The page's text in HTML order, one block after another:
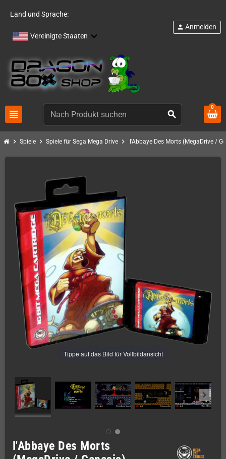
Land und Sprache:
Vereinigte Staaten
view_headline search
person Anmelden
0
chevron_right Spiele chevron_right Spiele für Sega Mega Drive chevron_right l'Abbaye Des Morts (MegaDrive /
Tippe auf das Bild für Vollbildansicht
l'Abbaye Des Morts